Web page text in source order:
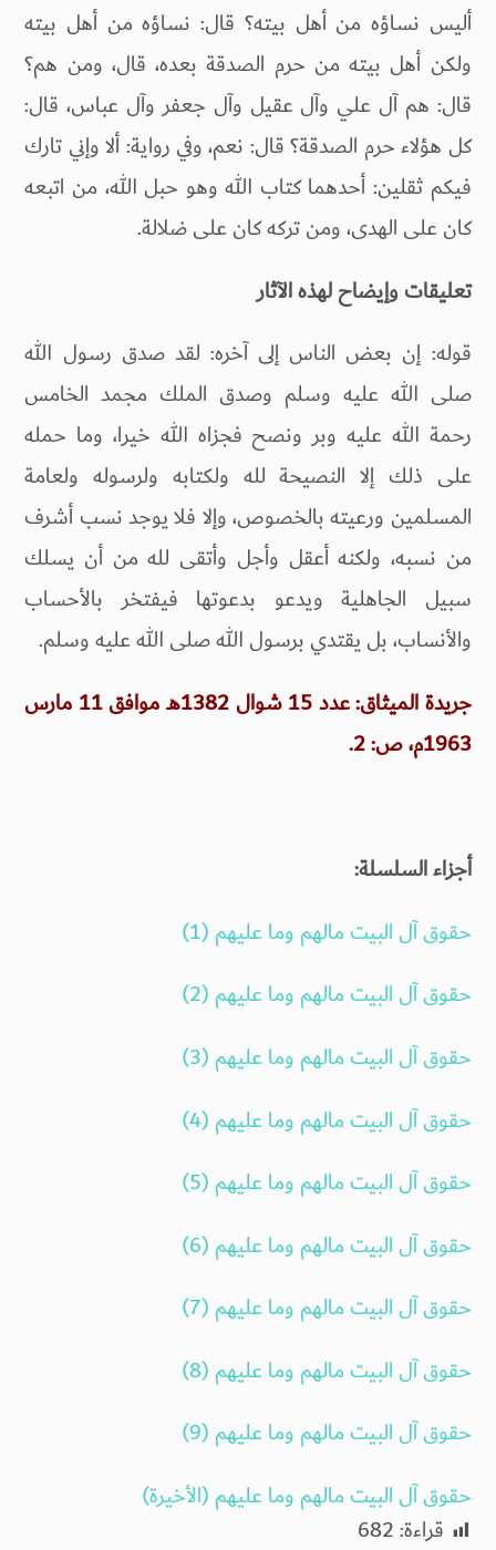
أليس نساؤه من أهل بيته؟ قال: نساؤه من أهل بيته
ولكن أهل بيته من حرم الصدقة بعده، قال، ومن هم؟
قال: هم آل علي وآل عقيل وآل جعفر وآل عباس، قال:
كل هؤلاء حرم الصدقة؟ قال: نعم، وفي رواية: ألا وإني تارك
فيكم ثقلين: أحدهما كتاب الله وهو حبل الله، من اتبعه
كان على الهدى، ومن تركه كان على ضلالة.
تعليقات وإيضاح لهذه الآثار
قوله: إن بعض الناس إلى آخره: لقد صدق رسول الله
صلى الله عليه وسلم وصدق الملك مجمد الخامس
رحمة الله عليه وبر ونصح فجزاه الله خيرا، وما حمله
على ذلك إلا النصيحة لله ولكتابه ولرسوله ولعامة
المسلمين ورعيته بالخصوص، وإلا فلا يوجد نسب أشرف
من نسبه، ولكنه أعقل وأجل وأتقى لله من أن يسلك
سبيل الجاهلية ويدعو بدعوتها فيفتخر بالأحساب
والأنساب، بل يقتدي برسول الله صلى الله عليه وسلم.
جريدة الميثاق: عدد 15 شوال 1382هـ موافق 11 مارس
1963م، ص: 2.
أجزاء السلسلة:
حقوق آل البيت مالهم وما عليهم (1)
حقوق آل البيت مالهم وما عليهم (2)
حقوق آل البيت مالهم وما عليهم (3)
حقوق آل البيت مالهم وما عليهم (4)
حقوق آل البيت مالهم وما عليهم (5)
حقوق آل البيت مالهم وما عليهم (6)
حقوق آل البيت مالهم وما عليهم (7)
حقوق آل البيت مالهم وما عليهم (8)
حقوق آل البيت مالهم وما عليهم (9)
حقوق آل البيت مالهم وما عليهم (الأخيرة)
قراءة:682